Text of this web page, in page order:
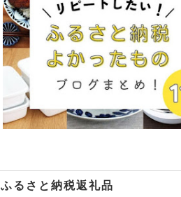
ふるさと納税返礼品